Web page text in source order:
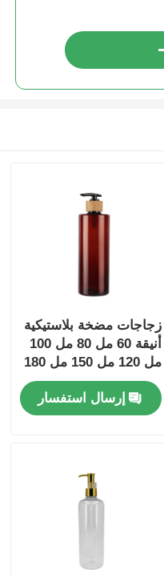
زجاجات مضخة بلاستيكية
أنيقة 60 مل 80 مل 100
مل 120 مل 150 مل 180
مل 200 مل 250 مل 300
مل زجاجة بي تي امبر
إرسال استفسار